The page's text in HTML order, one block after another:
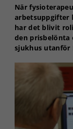
När
arbetsuppgifter
har det blivit
den prisbelönta
sjukhus utanför